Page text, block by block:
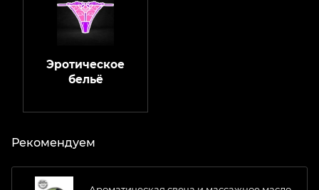
Эротическое
бельё
Рекомендуем